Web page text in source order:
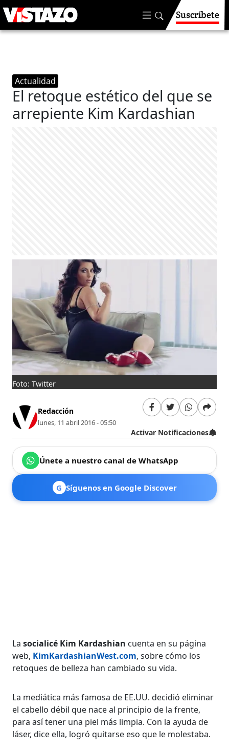
Suscríbete
Actualidad
El retoque estético del que se
arrepiente Kim Kardashian
Foto: Twitter
Redacción
lunes, 11 abril 2016 - 05:50
Activar Notificaciones
Únete a nuestro canal de WhatsApp
G Síguenos en Google Discover
Lasocialicé Kim Kardashian cuenta en su página
web, KimKardashianWest.com, sobre cómo los
retoques de belleza han cambiado su vida.
La mediática más famosa de EE.UU. decidió eliminar
el cabello débil que nace al principio de la frente,
para así tener una piel más limpia. Con la ayuda de
láser, dice ella, logró quitarse eso que le molestaba.